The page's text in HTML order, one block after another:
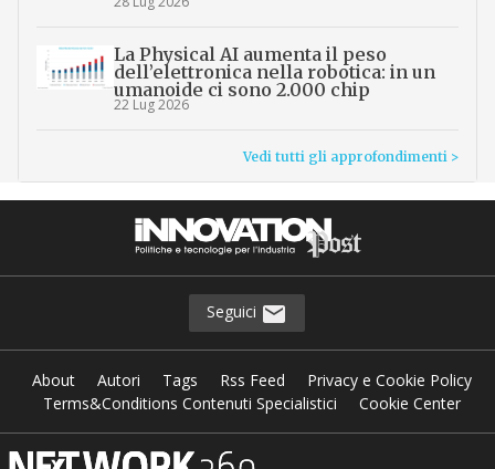
La Physical AI aumenta il peso
dell’elettronica nella robotica: in un
umanoide ci sono 2.000 chip
22 Lug 2026
Vedi tutti gli approfondimenti >
Seguici
About Autori Tags Rss Feed
Privacy e Cookie Policy
Terms&Conditions Contenuti Specialistici
Cookie Center